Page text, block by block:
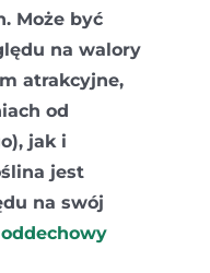
Może być
na walory
atrakcyjne,
od
jak i
jest
na swój
oddechowy